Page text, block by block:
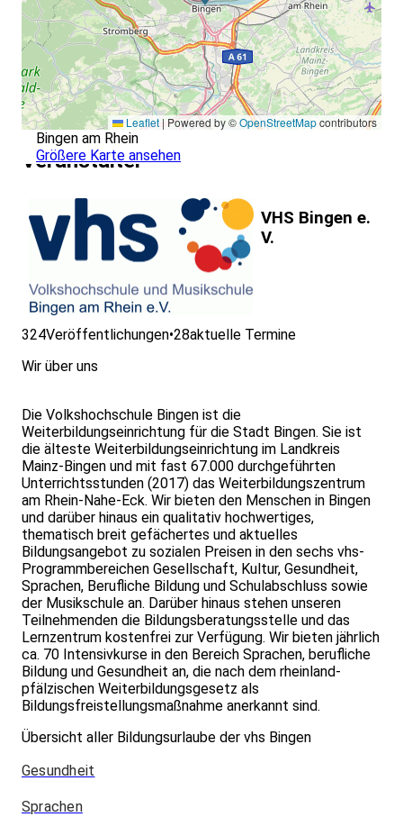
Leaflet | Powered by ©OpenStreetMapcontributors
Bingen am Rhein
Größere Karte ansehen
Veranstalter
VHS Bingen e.
V.
324Veröffentlichungen•28aktuelle Termine
Wir über uns
Die Volkshochschule Bingen ist die
Weiterbildungseinrichtung für die Stadt Bingen. Sie ist
die älteste Weiterbildungseinrichtung im Landkreis
Mainz-Bingen und mit fast 67.000 durchgeführten
Unterrichtsstunden (2017) das Weiterbildungszentrum
am Rhein-Nahe-Eck. Wir bieten den Menschen in Bingen
und darüber hinaus ein qualitativ hochwertiges,
thematisch breit gefächertes und aktuelles
Bildungsangebot zu sozialen Preisen in den sechs vhs-
Programmbereichen Gesellschaft, Kultur, Gesundheit,
Sprachen, Berufliche Bildung und Schulabschluss sowie
der Musik­schule an. Darüber hinaus stehen unseren
Teilnehmenden die Bildungsberatungsstelle und das
Lernzentrum kostenfrei zur Verfügung. Wir bieten jährlich
ca. 70 Intensivkurse in den Bereich Sprachen, berufliche
Bildung und Gesundheit an, die nach dem rheinland-
pfälzischen Weiterbildungsgesetz als
Bildungsfreistellungsmaßnahme anerkannt sind.
Übersicht aller Bildungsurlaube der vhs Bingen
Gesundheit
Sprachen